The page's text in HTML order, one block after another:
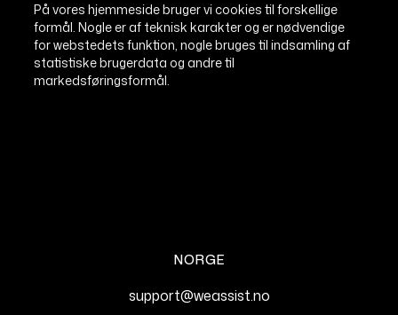
På vores hjemmeside bruger vi cookies til forskellige
formål. Nogle er af teknisk karakter og er nødvendige
for webstedets funktion, nogle bruges til indsamling af
statistiske brugerdata og andre til
markedsføringsformål.
NORGE
support@weassist.no